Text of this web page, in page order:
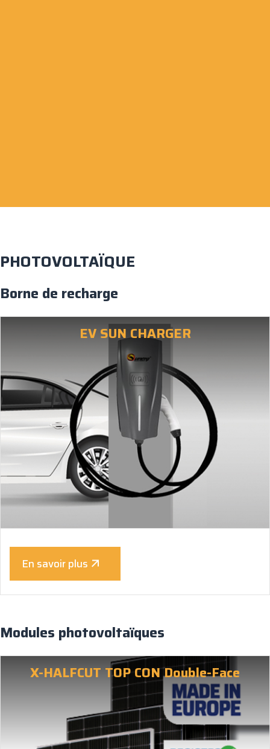
PHOTOVOLTAÏQUE
Borne de recharge
EV SUN CHARGER
En savoir plus
Modules photovoltaïques
X-HALFCUT TOP CON Double-Face